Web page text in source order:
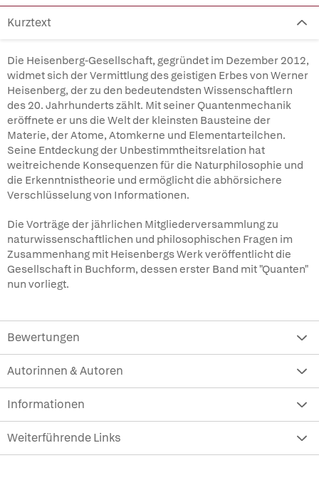
Kurztext
Die Heisenberg-Gesellschaft, gegründet im Dezember 2012,
widmet sich der Vermittlung des geistigen Erbes von Werner
Heisenberg, der zu den bedeutendsten Wissenschaftlern
des 20. Jahrhunderts zählt. Mit seiner Quantenmechanik
eröffnete er uns die Welt der kleinsten Bausteine der
Materie, der Atome, Atomkerne und Elementarteilchen.
Seine Entdeckung der Unbestimmtheitsrelation hat
weitreichende Konsequenzen für die Naturphilosophie und
die Erkenntnistheorie und ermöglicht die abhörsichere
Verschlüsselung von Informationen.
Die Vorträge der jährlichen Mitgliederversammlung zu
naturwissenschaftlichen und philosophischen Fragen im
Zusammenhang mit Heisenbergs Werk veröffentlicht die
Gesellschaft in Buchform, dessen erster Band mit "Quanten"
nun vorliegt.
Bewertungen
Autorinnen & Autoren
Informationen
Weiterführende Links